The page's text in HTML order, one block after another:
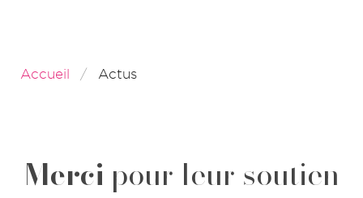
Accueil Actus
Merci pour leur soutien